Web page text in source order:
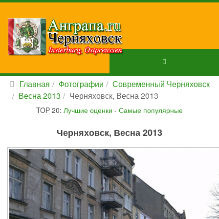
Главная Фотографии
Современный Черняховск
Весна 2013
Черняховск, Весна 2013
TOP 20: Лучшие оценки - Самые популярные
Черняховск, Весна 2013